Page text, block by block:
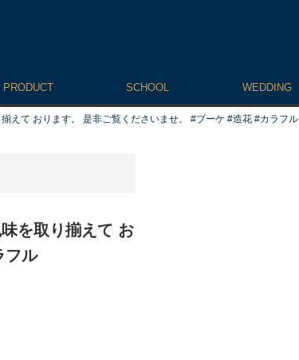
PRODUCT SCHOOL WEDDING
えて おります。 是非ご覧くださいませ。 #ブーケ #造花 #カラフル
を取り揃えて お
フル